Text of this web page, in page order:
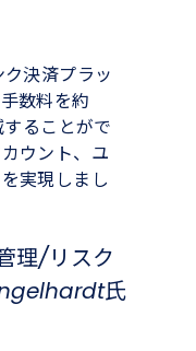
決済プラッ
数料を約
ることがで
ウント、ユ
実現しまし
理/リスク
氏